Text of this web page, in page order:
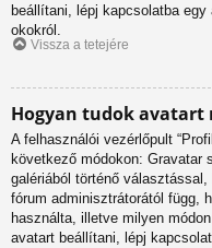
beállítani, lépj kapcsolatba
okokról.
Vissza a tetejére
Hogyan tudok avatart
A felhasználói vezérlőpult
következő módokon: Gravatar
galériából történő
fórum adminisztrátorától függ,
használta, illetve milyen
avatart beállítani, lépj